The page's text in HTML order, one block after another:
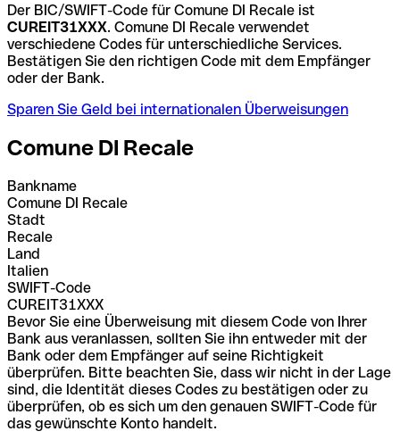
Der BIC/SWIFT-Code für Comune DI Recale ist
CUREIT31XXX. Comune DI Recale verwendet
verschiedene Codes für unterschiedliche Services.
Bestätigen Sie den richtigen Code mit dem Empfänger
oder der Bank.
Sparen Sie Geld bei internationalen Überweisungen
Comune DI Recale
Bankname
Comune DI Recale
Stadt
Recale
Land
Italien
SWIFT-Code
CUREIT31XXX
Bevor Sie eine Überweisung mit diesem Code von Ihrer
Bank aus veranlassen, sollten Sie ihn entweder mit der
Bank oder dem Empfänger auf seine Richtigkeit
überprüfen. Bitte beachten Sie, dass wir nicht in der Lage
sind, die Identität dieses Codes zu bestätigen oder zu
überprüfen, ob es sich um den genauen SWIFT-Code für
das gewünschte Konto handelt.